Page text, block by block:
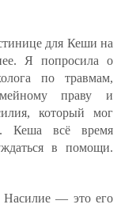
для Кеши на
Я попросила о
по травмам,
праву и
который мог
Кеша всё время
в помощи.
— это его